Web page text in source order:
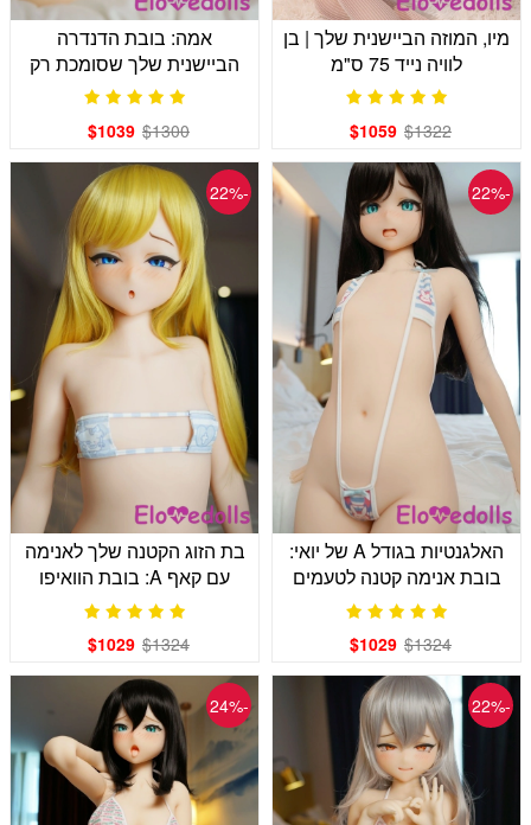
מיו, המוזה הביישנית שלך | בן
לוויה נייד 75 ס"מ
$1322
$1059
אמה: בובת הדנדרה
הביישנית שלך שסומכת רק
עלייך
$1300
$1039
-22%
האלגנטיות בגודל A של יואי:
בובת אנימה קטנה לטעמים
מעודנים
$1324
$1029
-22%
בת הזוג הקטנה שלך לאנימה
עם קאף A: בובת הוואיפו
הביישנית
$1324
$1029
-22%
-24%